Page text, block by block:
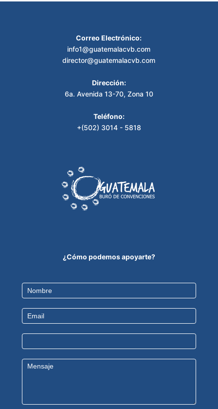
Correo Electrónico:
info1@guatemalacvb.com
director@guatemalacvb.com
Dirección:
6a. Avenida 13-70, Zona 10
Teléfono:
+(502) 3014 - 5818
¿Cómo podemos apoyarte?
Contact
Us